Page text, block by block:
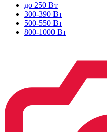
до 250 Вт
300-390 Вт
500-550 Вт
800-1000 Вт